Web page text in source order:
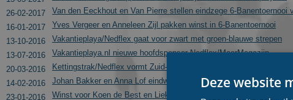
26-02-2017
Van den Eeckhout en Van Pierre stellen eindzege 6-Banentoernooi
16-01-2017
Yves Vergeer en Anneleen Zijl pakken winst in 6-Banentoernooi
13-10-2016
Vakantieplaya/Nedflex gaat voor zwart met groen-blauwe strepen
13-07-2016
Vakantieplaya.nl nieuwe hoofdsponsor Nedflex/MeerMagazijn
20-03-2016
Kettingstrak/Nedflex vormt Zuid-Hollandse damesploeg
14-02-2016
Johan Bakker en Anna Lof eindwinnaars 6-Banentoernooi
23-01-2016
Winst voor Koen de Best en Lieke Mossinkoff in 6-Banentoernooi
Deze website